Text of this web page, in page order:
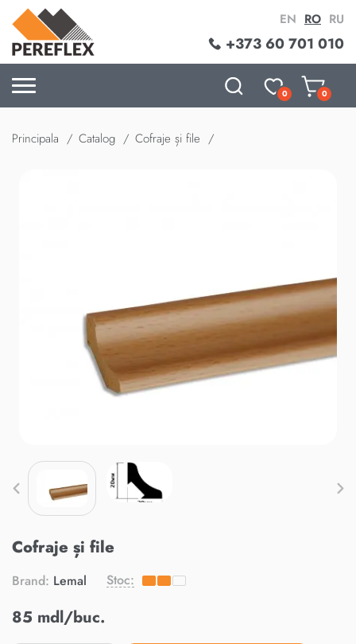
+373 60 701 010
EN RO RU
0 0
Principala Catalog Cofraje și file
Cofraje și file
Brand: Lemal Stoc:
85 mdl/buc.